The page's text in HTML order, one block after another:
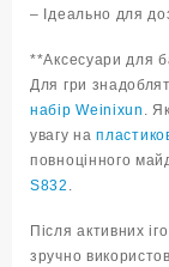
– Ідеально для
**Аксесуари для
Для гри
набір Weinixun .
увагу на
повноцінного
S832 .
Після активних
зручно